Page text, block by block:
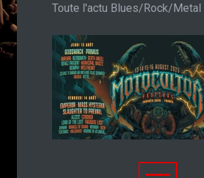
Toute l'actu Blues/Rock/Metal